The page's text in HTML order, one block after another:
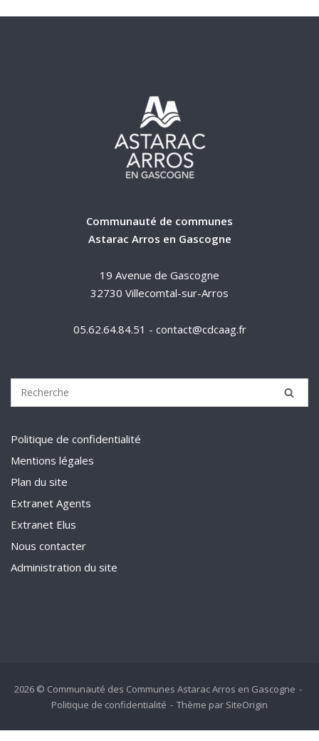
Communauté de communes
Astarac Arros en Gascogne
19 Avenue de Gascogne
32730 Villecomtal-sur-Arros
05.62.64.84.51 - contact@cdcaag.fr
Politique de confidentialité
Mentions légales
Plan du site
Extranet Agents
Extranet Elus
Nous contacter
Administration du site
2026 © Communauté des Communes Astarac Arros en Gascogne
Politique de confidentialité
Thème par SiteOrigin